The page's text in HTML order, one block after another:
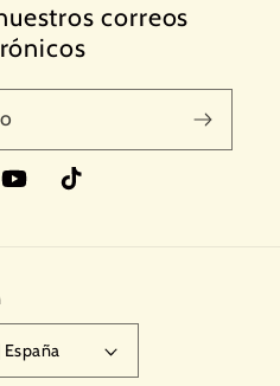
correos
YouTubeTikTok
€ | España